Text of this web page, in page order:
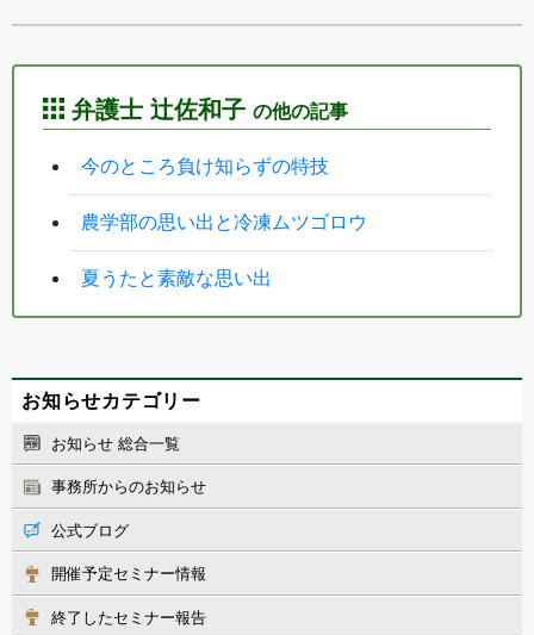
弁護士 辻佐和子 の他の記事
今のところ負け知らずの特技
農学部の思い出と冷凍ムツゴロウ
夏うたと素敵な思い出
お知らせカテゴリー
お知らせ 総合一覧
事務所からのお知らせ
公式ブログ
開催予定セミナー情報
終了したセミナー報告